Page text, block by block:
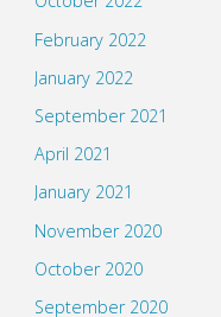
February 2022
January 2022
September 2021
April 2021
January 2021
November 2020
October 2020
September 2020